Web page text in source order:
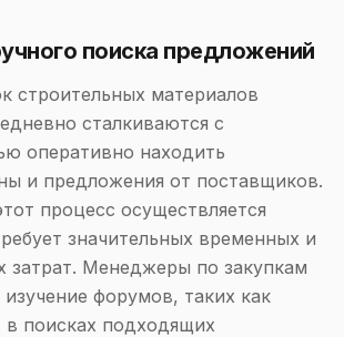
поиска предложений
строительных материалов
сталкиваются с
оперативно находить
и предложения от поставщиков.
процесс осуществляется
значительных временных и
затрат. Менеджеры по закупкам
изучение форумов, таких как
в поисках подходящих